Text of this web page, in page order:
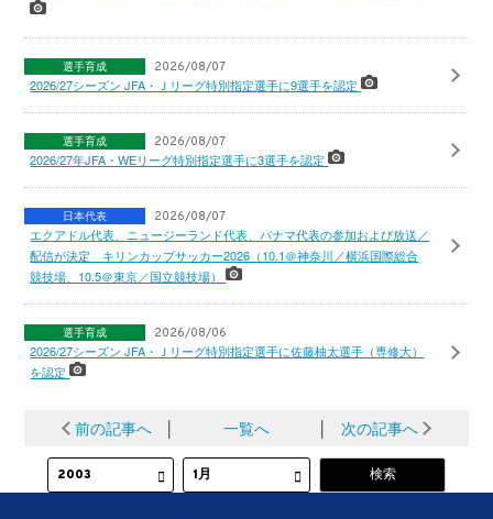
選手育成 2026/08/07
2026/27シーズン JFA・Ｊリーグ特別指定選手に9選手を認定
選手育成 2026/08/07
2026/27年JFA・WEリーグ特別指定選手に3選手を認定
日本代表 2026/08/07
エクアドル代表、ニュージーランド代表、パナマ代表の参加および放送／
配信が決定 キリンカップサッカー2026（10.1＠神奈川／横浜国際総合
競技場、10.5＠東京／国立競技場）
選手育成 2026/08/06
2026/27シーズン JFA・Ｊリーグ特別指定選手に佐藤柚太選手（専修大）
を認定
前の記事へ │ 一覧へ │ 次の記事へ